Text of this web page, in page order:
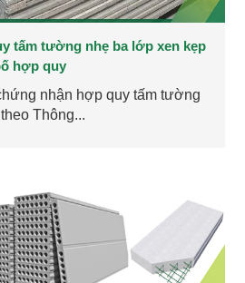
tấm tường nhẹ ba lớp xen kẹp
hợp quy
nhận hợp quy tấm tường
Thông...